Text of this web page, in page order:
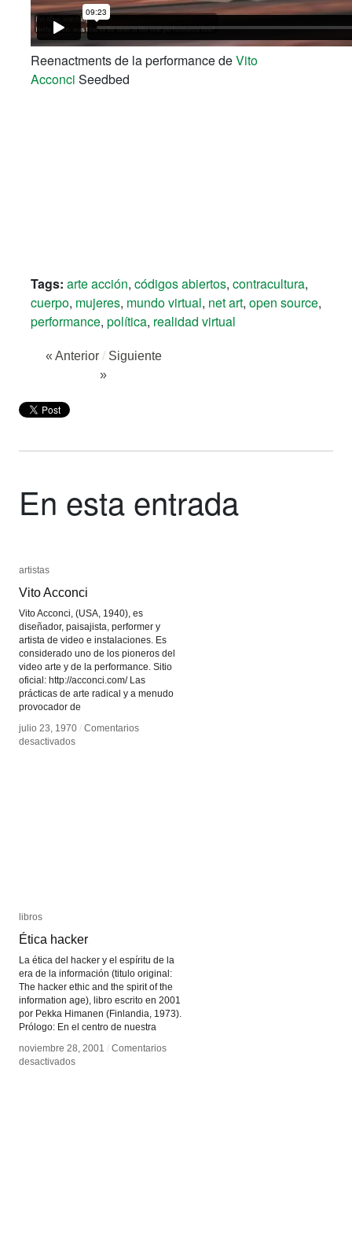
Reenactments de la performance deVito
Acconci Seedbed
Tags: arte acción, códigos abiertos, contracultura,
cuerpo, mujeres, mundo virtual, net art, open source,
performance, política, realidad virtual
« Anterior / Siguiente
»
En esta entrada
artistas
Vito Acconci
Vito Acconci, (USA, 1940), es
diseñador, paisajista, performer y
artista de video e instalaciones. Es
considerado uno de los pioneros del
video arte y de la performance. Sitio
oficial: http://acconci.com/ Las
prácticas de arte radical y a menudo
provocador de
julio 23, 1970 / Comentarios
desactivadosen
artistas
Vito Acconci
julio 23, 1970 / Comentarios
desactivadosen
libros
Ética hacker
La ética del hacker y el espíritu de la
era de la información (titulo original:
The hacker ethic and the spirit of the
information age), libro escrito en 2001
por Pekka Himanen (Finlandia, 1973).
Prólogo: En el centro de nuestra
noviembre 28, 2001 / Comentarios
desactivadosen
libros
Ética hacker
noviembre 28, 2001 / Comentarios
desactivadosen